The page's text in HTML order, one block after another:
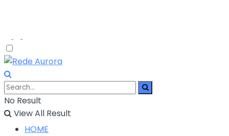
No Result
View All Result
HOME